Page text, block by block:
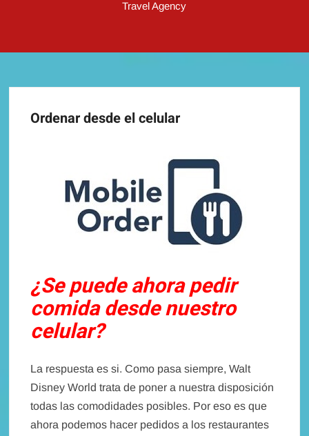
Travel Agency
Ordenar desde el celular
¿Se puede ahora pedir
comida desde nuestro
celular?
La respuesta es si. Como pasa siempre, Walt
Disney World trata de poner a nuestra disposición
todas las comodidades posibles. Por eso es que
ahora podemos hacer pedidos a los restaurantes